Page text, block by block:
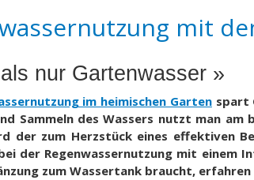
mit
nur Gartenwasser »
im heimischen Gartenspart
Sammeln des Wassers nutzt man
der zum Herzstück eines effektiven
der Regenwassernutzung mit einem
zum Wassertank braucht, erfahren